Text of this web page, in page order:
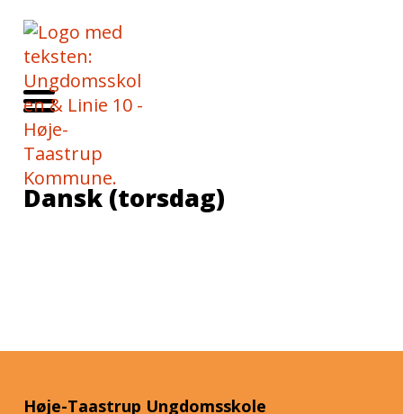
Dansk (torsdag)
Høje-Taastrup Ungdomsskole